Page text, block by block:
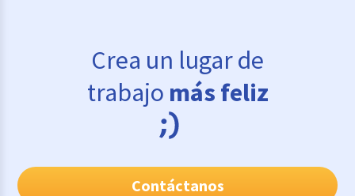
Crea un lugar de
trabajo más feliz
Contáctanos